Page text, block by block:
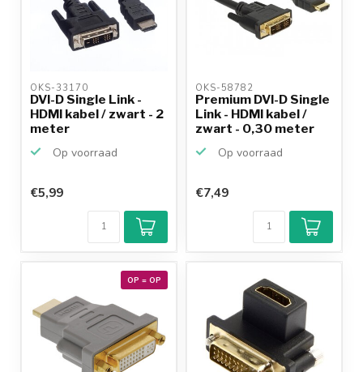
OKS-33170
DVI-D Single Link -
HDMI kabel / zwart - 2
meter
Op voorraad
€5,99
OKS-58782
Premium DVI-D Single
Link - HDMI kabel /
zwart - 0,30 meter
Op voorraad
€7,49
OP = OP